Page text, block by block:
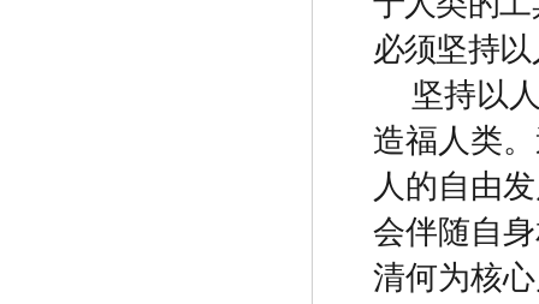
必须坚持
坚持以
造福人类
人的自由
会伴随自
清何为核